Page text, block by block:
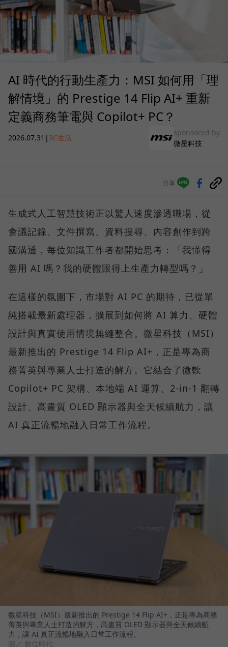
AI 時代的行動生產力：MSI 如何用「理
解情境」的 Prestige 14 Flip AI+ 重新
定義商務筆電與 Copilot+ PC？
2026.07.31 | 3C生活
sponsored by
微星科技
分享
生成式人工智慧技術正以驚人速度滲透職場，從
會議記錄、文件撰寫、資料搜尋、內容創作到跨
國溝通，每位知識工作者都開始思考：「我懂得
善用 AI 嗎？我的硬體跟得上生產力轉型嗎？」
在這樣的氛圍下，市場對 AI PC 的期待，已從單
純搭載最新處理器，擴展到如何將 AI 算力、硬體
設計與真實使用情境無縫整合。微星科技（MSI）
最新推出的 Prestige 14 Flip AI+，正是專為商
務菁英與專業人士打造的解方。它結合了微軟
Copilot+ PC 架構、本地端 AI 運算、2-in-1 翻轉
設計、高畫質 OLED 顯示器與全天候續航力，讓
AI 真正流暢地融入日常工作流程。
微星科技（MSI）最新推出的 Prestige 14 Flip AI+，正是專為商務
菁英與專業人士打造的解方，高畫質 OLED 顯示器與全天候續航
力，讓 AI 真正流暢地融入日常工作流程。
圖／ 數位時代